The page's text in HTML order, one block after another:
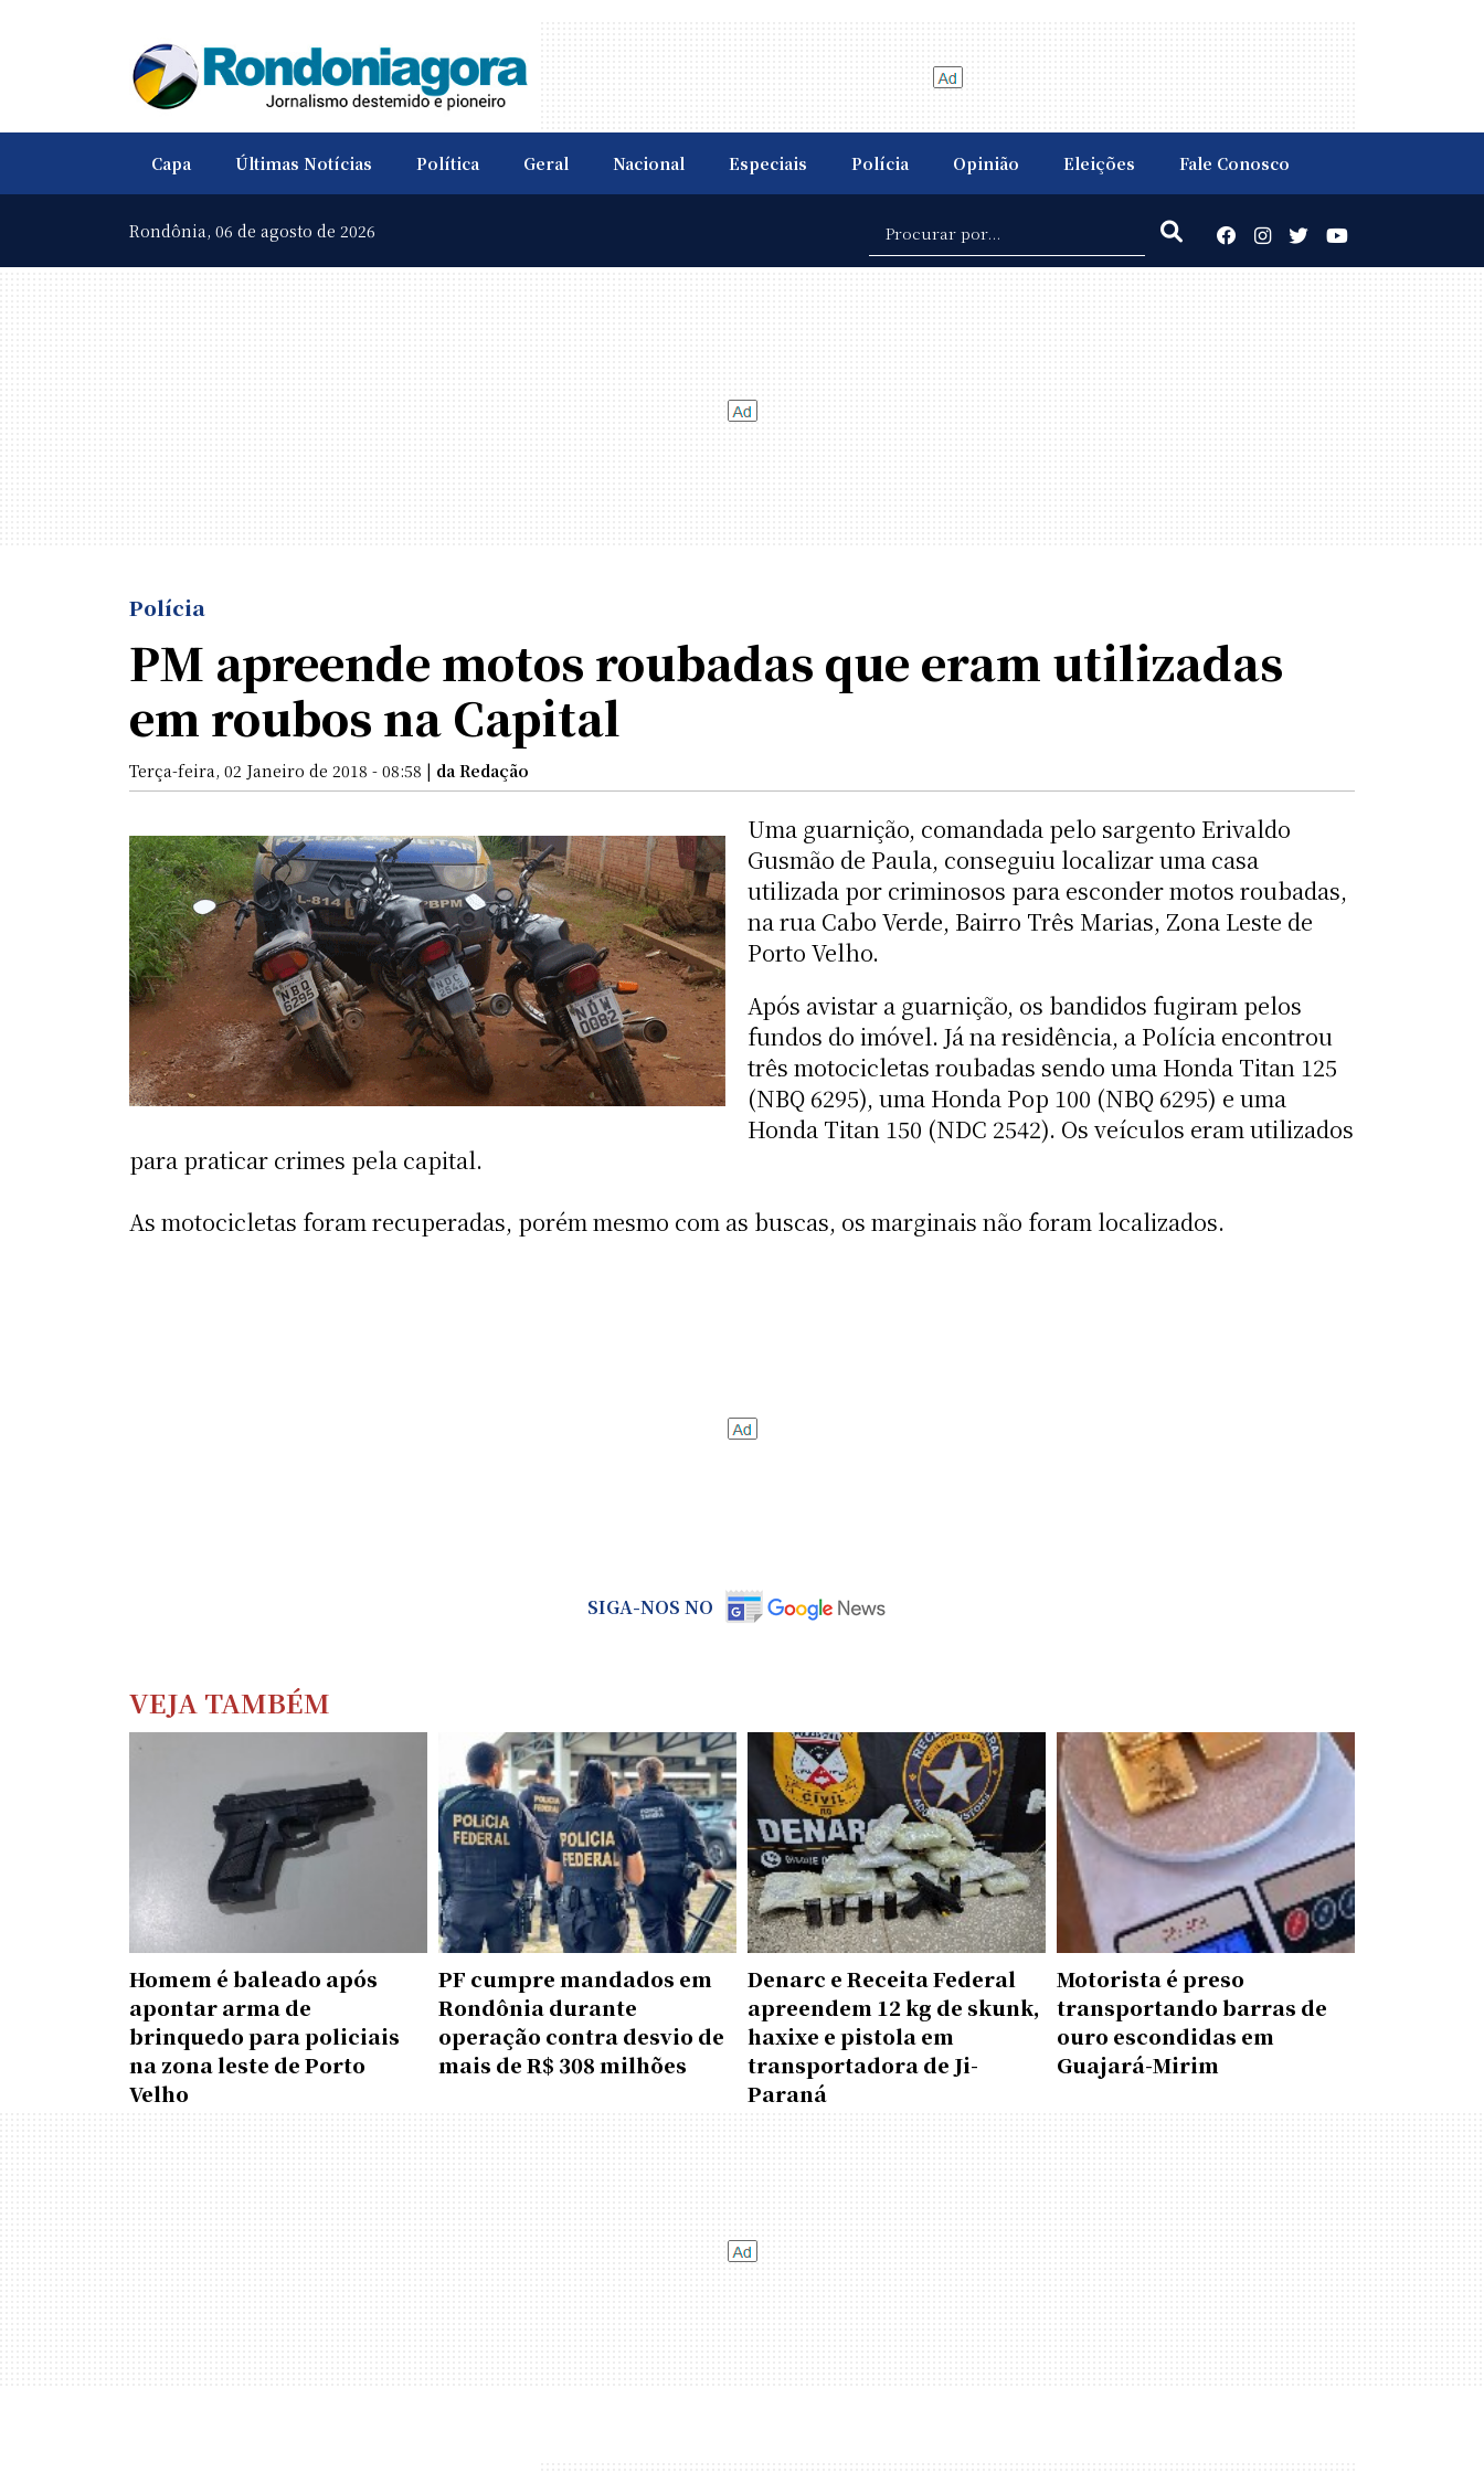
Capa Últimas Notícias Política Geral Nacional Especiais Polícia Opinião Eleições Fale Conosco
Rondônia, 06 de agosto de 2026
Polícia
PM apreende motos roubadas que eram utilizadas
em roubos na Capital
Terça-feira, 02 Janeiro de 2018 - 08:58 | da Redação
Uma guarnição, comandada pelo sargento Erivaldo
Gusmão de Paula, conseguiu localizar uma casa
utilizada por criminosos para esconder motos roubadas,
na rua Cabo Verde, Bairro Três Marias, Zona Leste de
Porto Velho.
Após avistar a guarnição, os bandidos fugiram pelos
fundos do imóvel. Já na residência, a Polícia encontrou
três motocicletas roubadas sendo uma Honda Titan 125
(NBQ 6295), uma Honda Pop 100 (NBQ 6295) e uma
Honda Titan 150 (NDC 2542). Os veículos eram utilizados
para praticar crimes pela capital.
As motocicletas foram recuperadas, porém mesmo com as buscas, os marginais não foram localizados.
SIGA-NOS NO
VEJA TAMBÉM
Homem é baleado após
apontar arma de
brinquedo para policiais
na zona leste de Porto
Velho
PF cumpre mandados em
Rondônia durante
operação contra desvio de
mais de R$ 308 milhões
Denarc e Receita Federal
apreendem 12 kg de skunk,
haxixe e pistola em
transportadora de Ji-
Paraná
Motorista é preso
transportando barras de
ouro escondidas em
Guajará-Mirim